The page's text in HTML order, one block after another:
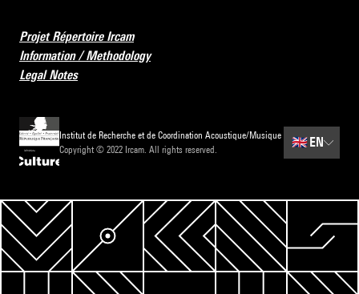
Projet Répertoire Ircam
Information / Methodology
Legal Notes
Institut de Recherche et de Coordination Acoustique/Musique
Copyright © 2022 Ircam. All rights reserved.
🇬🇧 EN